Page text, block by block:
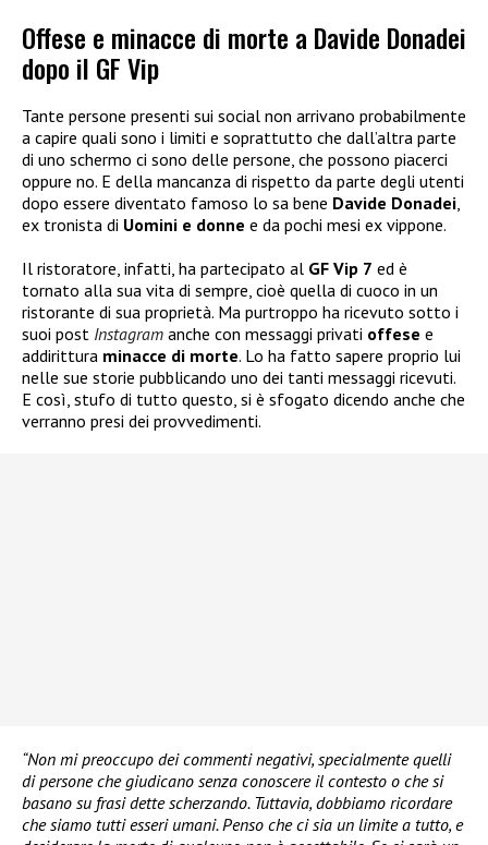
Offese e minacce di morte a Davide Donadei
dopo il GF Vip
Tante persone presenti sui social non arrivano probabilmente
a capire quali sono i limiti e soprattutto che dall’altra parte
di uno schermo ci sono delle persone, che possono piacerci
oppure no. E della mancanza di rispetto da parte degli utenti
dopo essere diventato famoso lo sa bene Davide Donadei,
ex tronista di Uomini e donne e da pochi mesi ex vippone.
Il ristoratore, infatti, ha partecipato al GF Vip 7 ed è
tornato alla sua vita di sempre, cioè quella di cuoco in un
ristorante di sua proprietà. Ma purtroppo ha ricevuto sotto i
suoi post Instagram anche con messaggi privati offese e
addirittura minacce di morte. Lo ha fatto sapere proprio lui
nelle sue storie pubblicando uno dei tanti messaggi ricevuti.
E così, stufo di tutto questo, si è sfogato dicendo anche che
verranno presi dei provvedimenti.
“Non mi preoccupo dei commenti negativi, specialmente quelli
di persone che giudicano senza conoscere il contesto o che si
basano su frasi dette scherzando. Tuttavia, dobbiamo ricordare
che siamo tutti esseri umani. Penso che ci sia un limite a tutto, e